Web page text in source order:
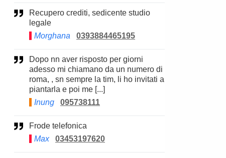
Recupero crediti, sedicente studio
legale
Morghana
0393884465195
Dopo nn aver risposto per giorni
adesso mi chiamano da un numero di
roma, , sn sempre la tim, li ho invitati a
piantarla e poi me [...]
Inung
095738111
Frode telefonica
Max
03453197620